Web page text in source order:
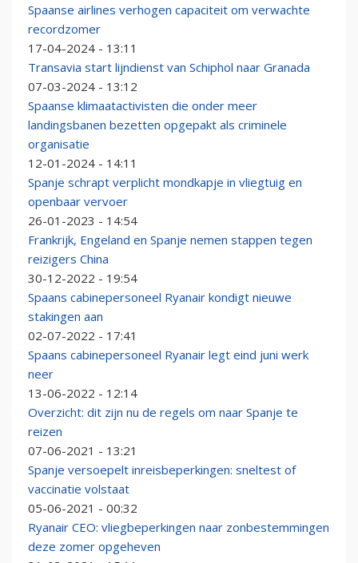
Spaanse airlines verhogen capaciteit om verwachte
recordzomer
17-04-2024 - 13:11
Transavia start lijndienst van Schiphol naar Granada
07-03-2024 - 13:12
Spaanse klimaatactivisten die onder meer
landingsbanen bezetten opgepakt als criminele
organisatie
12-01-2024 - 14:11
Spanje schrapt verplicht mondkapje in vliegtuig en
openbaar vervoer
26-01-2023 - 14:54
Frankrijk, Engeland en Spanje nemen stappen tegen
reizigers China
30-12-2022 - 19:54
Spaans cabinepersoneel Ryanair kondigt nieuwe
stakingen aan
02-07-2022 - 17:41
Spaans cabinepersoneel Ryanair legt eind juni werk
neer
13-06-2022 - 12:14
Overzicht: dit zijn nu de regels om naar Spanje te
reizen
07-06-2021 - 13:21
Spanje versoepelt inreisbeperkingen: sneltest of
vaccinatie volstaat
05-06-2021 - 00:32
Ryanair CEO: vliegbeperkingen naar zonbestemmingen
deze zomer opgeheven